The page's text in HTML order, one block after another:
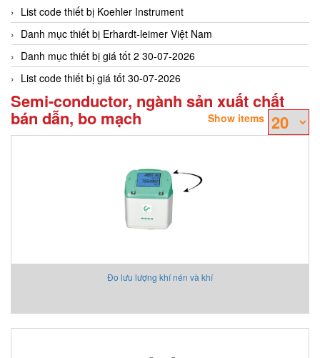
List code thiết bị Koehler Instrument
Danh mục thiết bị Erhardt-leimer Việt Nam
Danh mục thiết bị giá tốt 2 30-07-2026
List code thiết bị giá tốt 30-07-2026
Semi-conductor, ngành sản xuất chất
bán dẫn, bo mạch Show items
Đo lưu lượng khí nén và khí